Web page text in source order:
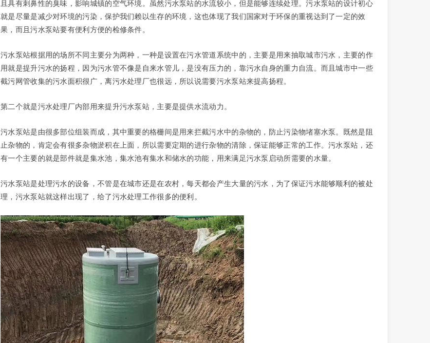
且具有刺鼻性的臭味，影响城镇的空气环境。虽然污水泵站的水流较小，但是能够连续处理。污水泵站的设计初心
就是尽量是减少对环境的污染，保护我们赖以生存的环境，这也体现了我们国家对于环保的重视达到了一定的效
果，而且污水泵站要有便利方便的检修条件。
污水泵站根据用的场所不同主要分为两种，一种是设置在污水管道系统中的，主要是用来抽取城市污水，主要的作
用就是提升污水的扬程，因为污水管不像是自来水管儿，是没有压力的，靠污水自身的重力自流。而且城市中一些
截污网管收集的污水面积很广，离污水处理厂也很远，所以说需要污水泵站来提高扬程。
第二个就是污水处理厂内部用来提升污水泵站，主要是提供水流动力。
污水泵站是由很多部位组装而成，其中重要的格栅间是用来拦截污水中的杂物的，防止污染物堵塞水泵。既然是阻
止杂物的，肯定会有很多杂物淤积在上面，所以需要定期的进行杂物的清除，保证能够正常的工作。污水泵站，还
有一个主要的就是部件就是集水池，集水池有集水和储水的功能，用来满足污水泵启动所需要的水量。
污水泵站是处理污水的设备，不管是在城市还是在农村，每天都会产生大量的污水，为了保证污水能够顺利的被处
理，污水泵站就这样出现了，给了污水处理工作很多的便利。